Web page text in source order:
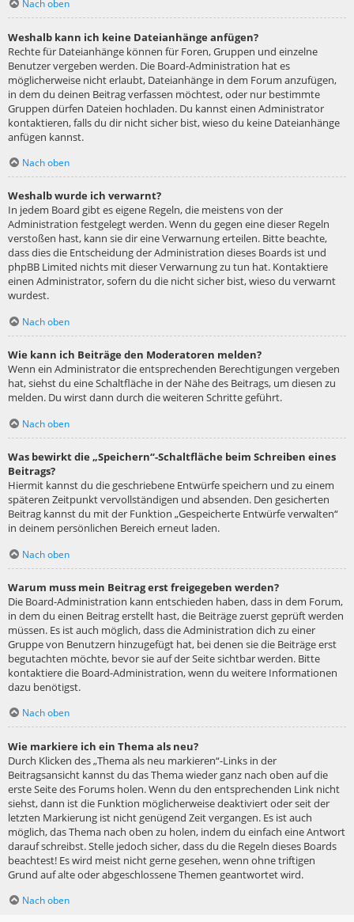
Nach oben
Weshalb kann ich keine Dateianhänge anfügen?
Rechte für Dateianhänge können für Foren, Gruppen und einzelne
Benutzer vergeben werden. Die Board-Administration hat es
möglicherweise nicht erlaubt, Dateianhänge in dem Forum anzufügen,
in dem du deinen Beitrag verfassen möchtest, oder nur bestimmte
Gruppen dürfen Dateien hochladen. Du kannst einen Administrator
kontaktieren, falls du dir nicht sicher bist, wieso du keine Dateianhänge
anfügen kannst.
Nach oben
Weshalb wurde ich verwarnt?
In jedem Board gibt es eigene Regeln, die meistens von der
Administration festgelegt werden. Wenn du gegen eine dieser Regeln
verstoßen hast, kann sie dir eine Verwarnung erteilen. Bitte beachte,
dass dies die Entscheidung der Administration dieses Boards ist und
phpBB Limited nichts mit dieser Verwarnung zu tun hat. Kontaktiere
einen Administrator, sofern du die nicht sicher bist, wieso du verwarnt
wurdest.
Nach oben
Wie kann ich Beiträge den Moderatoren melden?
Wenn ein Administrator die entsprechenden Berechtigungen vergeben
hat, siehst du eine Schaltfläche in der Nähe des Beitrags, um diesen zu
melden. Du wirst dann durch die weiteren Schritte geführt.
Nach oben
Was bewirkt die „Speichern“-Schaltfläche beim Schreiben eines
Beitrags?
Hiermit kannst du die geschriebene Entwürfe speichern und zu einem
späteren Zeitpunkt vervollständigen und absenden. Den gesicherten
Beitrag kannst du mit der Funktion „Gespeicherte Entwürfe verwalten“
in deinem persönlichen Bereich erneut laden.
Nach oben
Warum muss mein Beitrag erst freigegeben werden?
Die Board-Administration kann entschieden haben, dass in dem Forum,
in dem du einen Beitrag erstellt hast, die Beiträge zuerst geprüft werden
müssen. Es ist auch möglich, dass die Administration dich zu einer
Gruppe von Benutzern hinzugefügt hat, bei denen sie die Beiträge erst
begutachten möchte, bevor sie auf der Seite sichtbar werden. Bitte
kontaktiere die Board-Administration, wenn du weitere Informationen
dazu benötigst.
Nach oben
Wie markiere ich ein Thema als neu?
Durch Klicken des „Thema als neu markieren“-Links in der
Beitragsansicht kannst du das Thema wieder ganz nach oben auf die
erste Seite des Forums holen. Wenn du den entsprechenden Link nicht
siehst, dann ist die Funktion möglicherweise deaktiviert oder seit der
letzten Markierung ist nicht genügend Zeit vergangen. Es ist auch
möglich, das Thema nach oben zu holen, indem du einfach eine Antwort
darauf schreibst. Stelle jedoch sicher, dass du die Regeln dieses Boards
beachtest! Es wird meist nicht gerne gesehen, wenn ohne triftigen
Grund auf alte oder abgeschlossene Themen geantwortet wird.
Nach oben